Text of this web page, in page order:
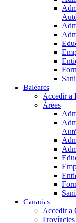
Baleares
Accedir a
Àrees
Canarias
Accedir a
Províncies